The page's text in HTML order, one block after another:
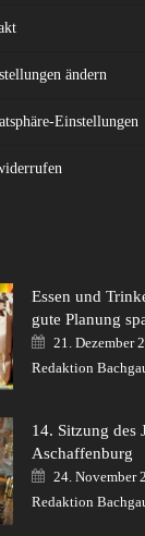
ändern
Einstellungen
Essen und
gute Planung
Posted
on
21. Dezember
Redaktion
14. Sitzung des
Aschaffenburg
Posted
on
24. November
Redaktion